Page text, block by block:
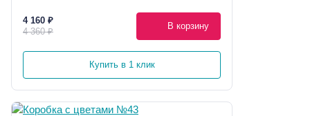
4 160 ₽
4 360 ₽
В корзину
Купить в 1 клик